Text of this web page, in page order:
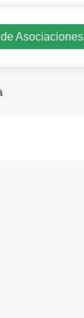
Asociaciones